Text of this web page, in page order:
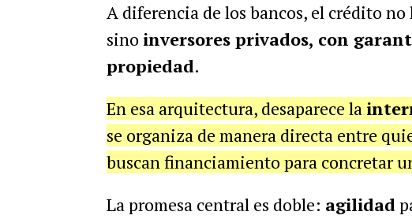
A diferencia de los bancos, el crédito
sino inversores privados, con
propiedad.
En esa arquitectura, desaparece la
se organiza de manera directa entre
buscan financiamiento para concretar
La promesa central es doble: agilidad